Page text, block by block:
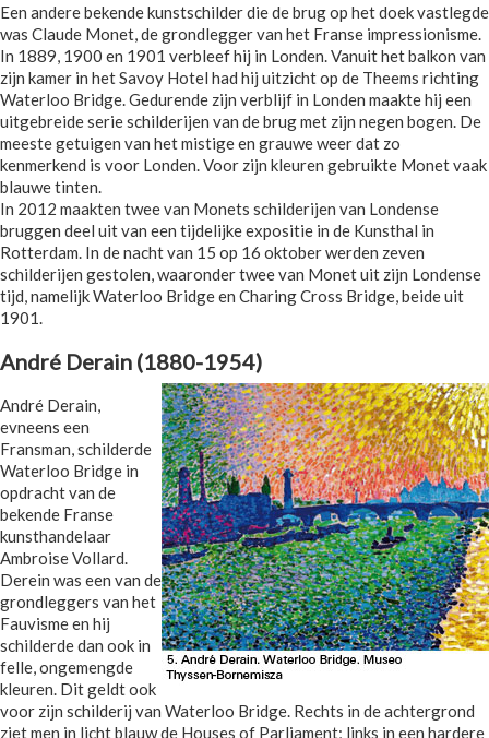
Een andere bekende kunstschilder die de brug op het doek vastlegde
was Claude Monet, de grondlegger van het Franse impressionisme.
In 1889, 1900 en 1901 verbleef hij in Londen. Vanuit het balkon van
zijn kamer in het Savoy Hotel had hij uitzicht op de Theems richting
Waterloo Bridge. Gedurende zijn verblijf in Londen maakte hij een
uitgebreide serie schilderijen van de brug met zijn negen bogen. De
meeste getuigen van het mistige en grauwe weer dat zo
kenmerkend is voor Londen. Voor zijn kleuren gebruikte Monet vaak
blauwe tinten.
In 2012 maakten twee van Monets schilderijen van Londense
bruggen deel uit van een tijdelijke expositie in de Kunsthal in
Rotterdam. In de nacht van 15 op 16 oktober werden zeven
schilderijen gestolen, waaronder twee van Monet uit zijn Londense
tijd, namelijk Waterloo Bridge en Charing Cross Bridge, beide uit
1901.
André Derain (1880-1954)
André Derain,
evneens een
Fransman, schilderde
Waterloo Bridge in
opdracht van de
bekende Franse
kunsthandelaar
Ambroise Vollard.
Derein was een van de
grondleggers van het
Fauvisme en hij
schilderde dan ook in
felle, ongemengde
kleuren. Dit geldt ook
voor zijn schilderij van Waterloo Bridge. Rechts in de achtergrond
ziet men in licht blauw de Houses of Parliament; links in een hardere